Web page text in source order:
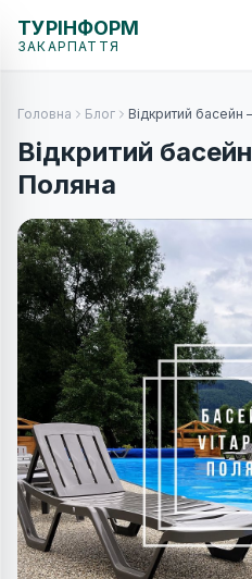
ТУРІНФОРМ
ЗАКАРПАТТЯ
Головна Блог Відкритий басейн
Відкритий
Поляна